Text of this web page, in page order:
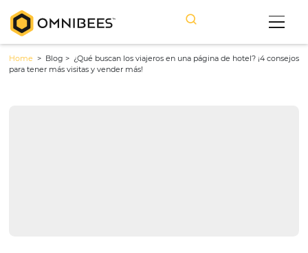
Home> Blog >¿Qué buscan los viajeros en una página de hotel?